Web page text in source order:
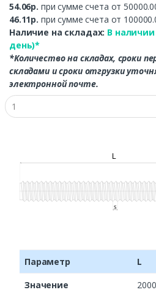
54.06р. при сумме счета от
46.11р. при сумме счета от
Наличие на складах: В наличии
день)*
*Количество на складах, сроки
складами и сроки отгрузки
электронной почте.
Параметр L
Значение
2000